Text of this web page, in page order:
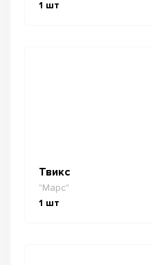
1 шт
Твикс
"Марс"
1 шт